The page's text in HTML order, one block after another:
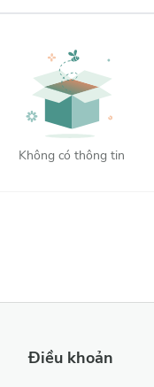
Không có thông tin
Điều khoản